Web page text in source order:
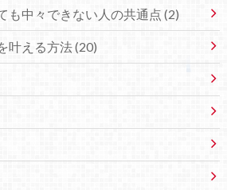
も中々できない人の共通点 (2)
叶える方法 (20)